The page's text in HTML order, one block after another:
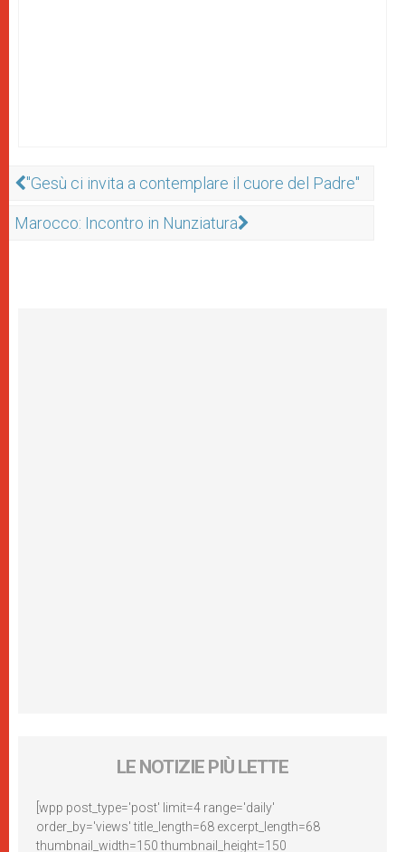
"Gesù ci invita a contemplare il cuore del Padre"
Marocco: Incontro in Nunziatura
LE NOTIZIE PIÙ LETTE
[wpp post_type='post' limit=4 range='daily'
order_by='views' title_length=68 excerpt_length=68
thumbnail_width=150 thumbnail_height=150